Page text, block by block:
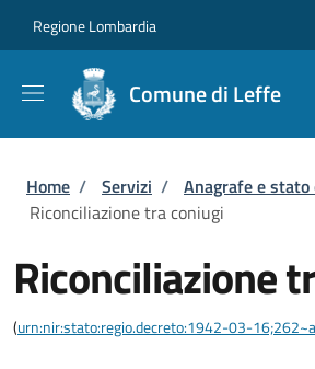
Regione Lombardia
Comune di Leffe
Briciole di pane
Home / Servizi / Anagrafe e stato
Riconciliazione tra coniugi
Riconciliazione
(urn:nir:stato:regio.decreto:1942-03-